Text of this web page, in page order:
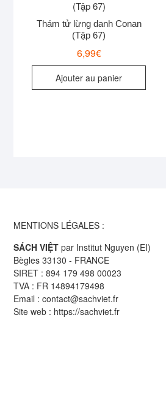
Thám tử lừng danh Conan
(Tập 67)
6,99€
Ajouter au panier
MENTIONS LÉGALES :
SÁCH VIỆT par Institut Nguyen (EI)
Bègles 33130 - FRANCE
SIRET : 894 179 498 00023
TVA : FR 14894179498
Email : contact@sachviet.fr
Site web : https://sachviet.fr